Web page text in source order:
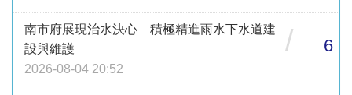
南市府展現治水決心 積極精進雨水下水道建
設與維護
2026-08-04 20:52
/ 6